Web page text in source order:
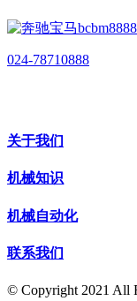
024-78710888
关于我们
机械知识
机械自动化
联系我们
© Copyright 2021 All